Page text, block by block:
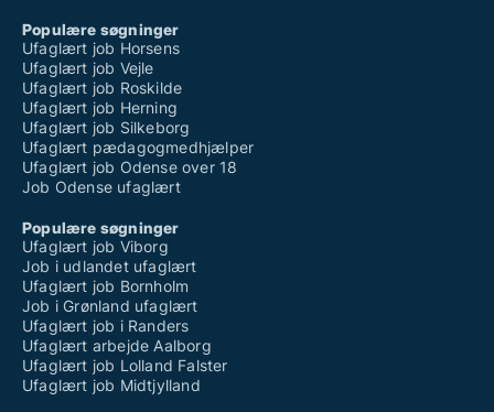
Populære søgninger
Ufaglært job Horsens
Ufaglært job Vejle
Ufaglært job Roskilde
Ufaglært job Herning
Ufaglært job Silkeborg
Ufaglært pædagogmedhjælper
Ufaglært job Odense over 18
Job Odense ufaglært
Populære søgninger
Ufaglært job Viborg
Job i udlandet ufaglært
Ufaglært job Bornholm
Job i Grønland ufaglært
Ufaglært job i Randers
Ufaglært arbejde Aalborg
Ufaglært job Lolland Falster
Ufaglært job Midtjylland